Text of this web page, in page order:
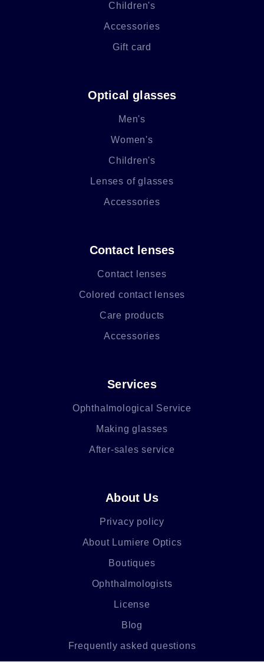
Children's
Accessories
Gift card
Optical glasses
Men's
Women's
Children's
Lenses of glasses
Accessories
Contact lenses
Contact lenses
Colored contact lenses
Care products
Accessories
Services
Ophthalmological Service
Making glasses
After-sales service
About Us
Privacy policy
About Lumiere Optics
Boutiques
Ophthalmologists
License
Blog
Frequently asked questions